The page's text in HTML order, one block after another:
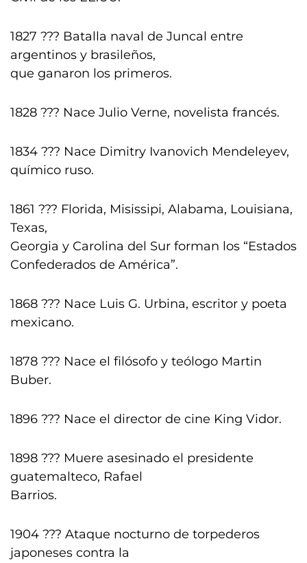
1827 ??? Batalla naval de Juncal entre
argentinos y brasileños,
que ganaron los primeros.
1828 ??? Nace Julio Verne, novelista francés.
1834 ??? Nace Dimitry Ivanovich Mendeleyev,
químico ruso.
1861 ??? Florida, Misissipi, Alabama, Louisiana,
Texas,
Georgia y Carolina del Sur forman los “Estados
Confederados de América”.
1868 ??? Nace Luis G. Urbina, escritor y poeta
mexicano.
1878 ??? Nace el filósofo y teólogo Martin
Buber.
1896 ??? Nace el director de cine King Vidor.
1898 ??? Muere asesinado el presidente
guatemalteco, Rafael
Barrios.
1904 ??? Ataque nocturno de torpederos
japoneses contra la